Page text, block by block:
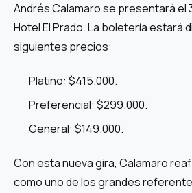
Andrés Calamaro se presentará el
Hotel El Prado. La boletería estará
siguientes precios:
Platino: $415.000.
Preferencial: $299.000.
General: $149.000.
Con esta nueva gira, Calamaro
como uno de los grandes